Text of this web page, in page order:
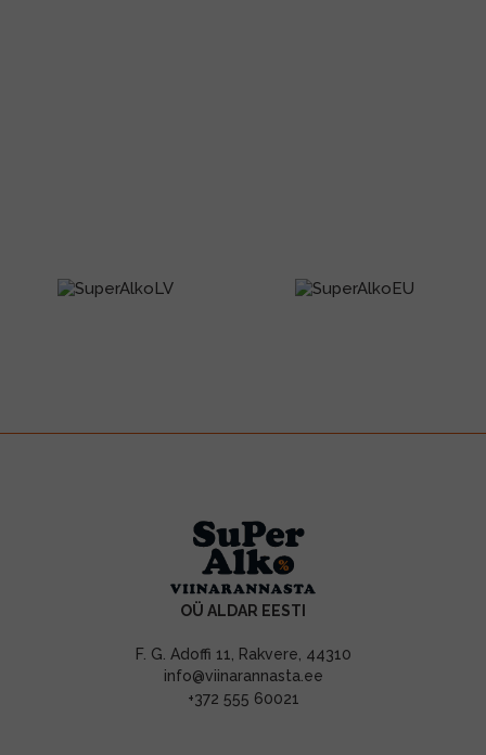
OÜ ALDAR EESTI
F. G. Adoffi 11, Rakvere, 44310
info@viinarannasta.ee
+372 555 60021